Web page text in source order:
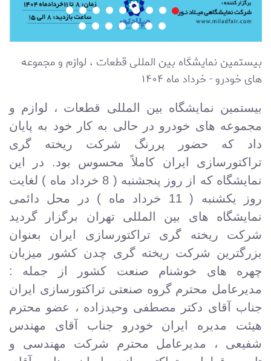
بیستمین نمایشگاه بین المللی قطعات ، لوازم و مجموعه
های خودرو - خرداد ماه 1404
بیستمین نمایشگاه بین المللی قطعات ، لوازم و
مجموعه های خودرو در حالی به کار خود به پایان
داد که حضور پررنگ شرکت ریخته گری
تراکتورسازی ایران کاملاً محسوس بود. در این
نمایشگاه که از روز پنجشنبه ( 8 خرداد ماه ) لغایت
روز یکشنبه ( 11 خرداد ماه ) در محل دائمی
نمایشگاه های بین المللی تهران برگزار گردید
شرکت ریخته گری تراکتورسازی ایران بعنوان
بزرگترین شرکت ریخته گری چدن کشور میزبان
چهره های خوشنام صنعت کشور از جمله :
مدیرعامل محترم گروه صنعتی تراکتورسازی ایران
جناب آقای دکتر مصطفی وحیدزاده ، عضو محترم
هیئت مدیره ایران خودرو جناب آقای مهندس
شفیعی ، مدیرعامل محترم شرکت مهندسی و